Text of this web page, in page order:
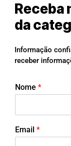
Receba
da
Informação
receber
Nome *
Email *